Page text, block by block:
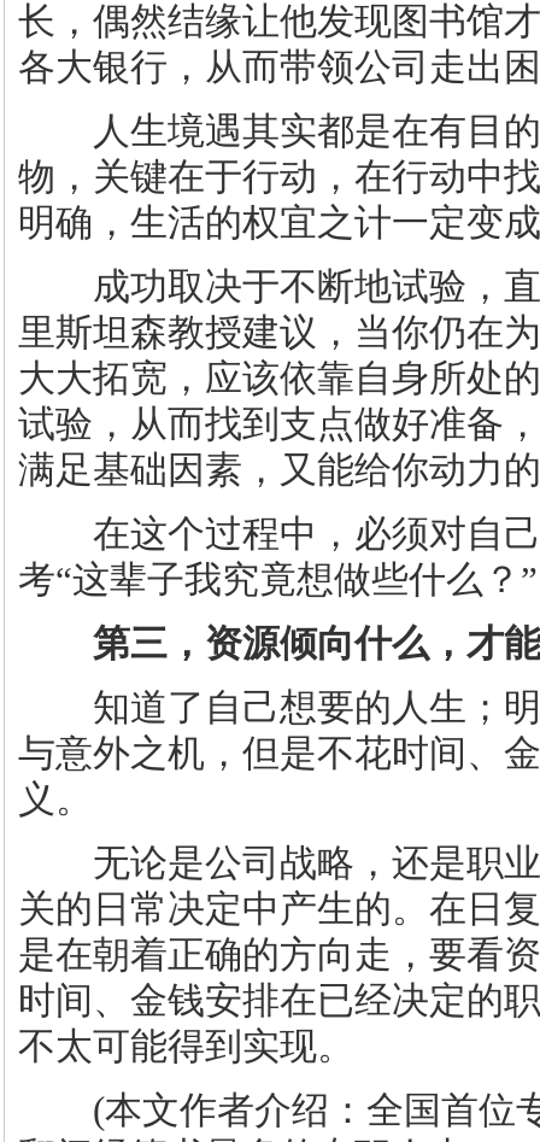
长，偶然结缘让他发现图书馆
各大银行，从而带领公司走出
人生境遇其实都是在有目的
物，关键在于行动，在行动中
明确，生活的权宜之计一定变
成功取决于不断地试验，直
里斯坦森教授建议，当你仍在
大大拓宽，应该依靠自身所处
试验，从而找到支点做好准备
满足基础因素，又能给你动力
在这个过程中，必须对自己
考“这辈子我究竟想做些什么？
第三，资源倾向什么，才
知道了自己想要的人生；明
与意外之机，但是不花时间、
义。
无论是公司战略，还是职业
关的日常决定中产生的。在日
是在朝着正确的方向走，要看
时间、金钱安排在已经决定的
不太可能得到实现。
(本文作者介绍：全国首位